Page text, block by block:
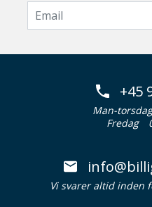
+45
Man-torsdag
Fredag
Vi svarer altid inden